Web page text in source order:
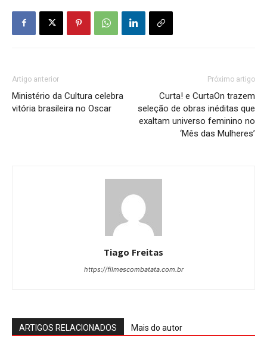
Artigo anterior
Ministério da Cultura celebra
vitória brasileira no Oscar
Próximo artigo
Curta! e CurtaOn trazem
seleção de obras inéditas que
exaltam universo feminino no
‘Mês das Mulheres’
Tiago Freitas
https://filmescombatata.com.br
ARTIGOS RELACIONADOS Mais do autor